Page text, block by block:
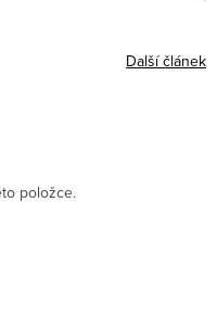
Další článek
položce.